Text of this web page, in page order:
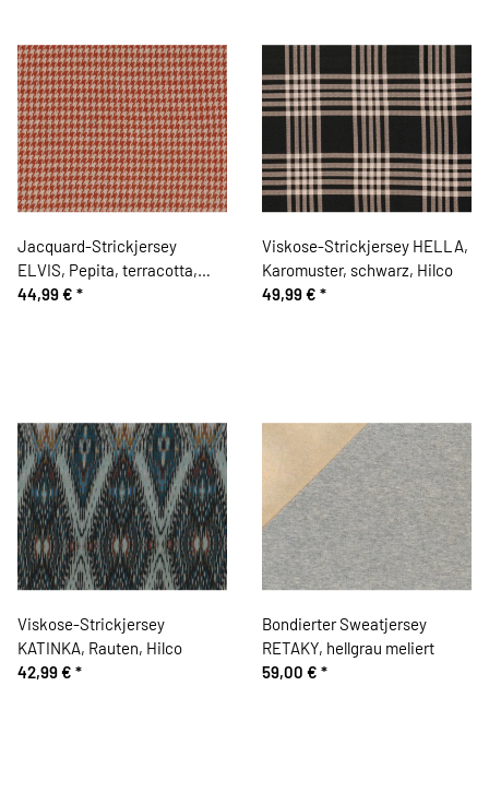
Jacquard-Strickjersey
ELVIS, Pepita, terracotta,
Hilco
44,99 € *
Viskose-Strickjersey HELLA,
Karomuster, schwarz, Hilco
49,99 € *
Viskose-Strickjersey
KATINKA, Rauten, Hilco
42,99 € *
Bondierter Sweatjersey
RETAKY, hellgrau meliert
59,00 € *